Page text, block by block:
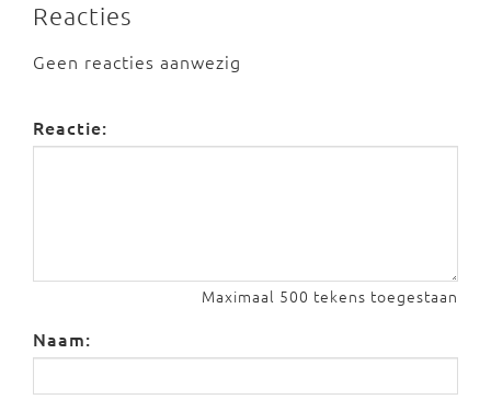
Reacties
Geen reacties aanwezig
Reactie:
Maximaal 500 tekens toegestaan
Naam: